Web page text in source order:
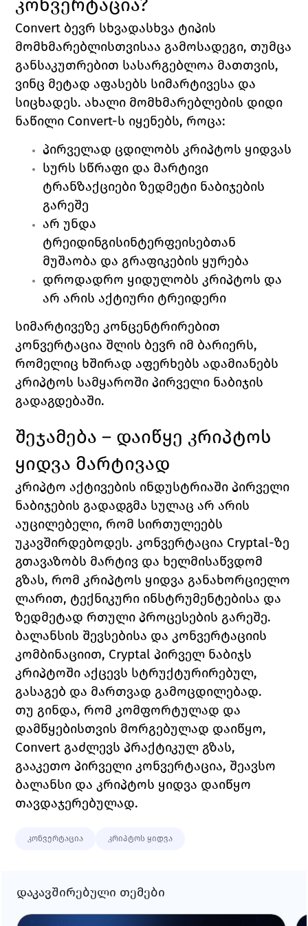
კონვერტაცია?
Convert ბევრ სხვადასხვა ტიპის
მომხმარებლისთვისაა გამოსადეგი, თუმცა
განსაკუთრებით სასარგებლოა მათთვის,
ვინც მეტად აფასებს სიმარტივესა და
სიცხადეს. ახალი მომხმარებლების დიდი
ნაწილი Convert-ს იყენებს, როცა:
პირველად ცდილობს კრიპტოს ყიდვას
სურს სწრაფი და მარტივი
ტრანზაქციები ზედმეტი ნაბიჯების
გარეშე
არ უნდა
ტრეიდინგისინტერფეისებთან
მუშაობა და გრაფიკების ყურება
დროდადრო ყიდულობს კრიპტოს და
არ არის აქტიური ტრეიდერი
სიმარტივეზე კონცენტრირებით
კონვერტაცია შლის ბევრ იმ ბარიერს,
რომელიც ხშირად აფერხებს ადამიანებს
კრიპტოს სამყაროში პირველი ნაბიჯის
გადაგდებაში.
შეჯამება – დაიწყე კრიპტოს
ყიდვა მარტივად
კრიპტო აქტივების ინდუსტრიაში პირველი
ნაბიჯების გადადგმა სულაც არ არის
აუცილებელი, რომ სირთულეებს
უკავშირდებოდეს. კონვერტაცია Cryptal-ზე
გთავაზობს მარტივ და ხელმისაწვდომ
გზას, რომ კრიპტოს ყიდვა განახორციელო
ლარით, ტექნიკური ინსტრუმენტებისა და
ზედმეტად რთული პროცესების გარეშე.
ბალანსის შევსებისა და კონვერტაციის
კომბინაციით, Cryptal პირველ ნაბიჯს
კრიპტოში აქცევს სტრუქტურირებულ,
გასაგებ და მართვად გამოცდილებად.
თუ გინდა, რომ კომფორტულად და
დამწყებისთვის მორგებულად დაიწყო,
Convert გაძლევს პრაქტიკულ გზას,
გააკეთო პირველი კონვერტაცია, შეავსო
ბალანსი და კრიპტოს ყიდვა დაიწყო
თავდაჯერებულად.
კონვერტაცია კრიპტოს ყიდვა
დაკავშირებული თემები